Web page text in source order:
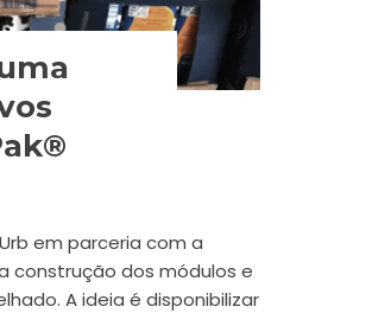
em parceria com a
construção dos módulos e
A ideia é disponibilizar